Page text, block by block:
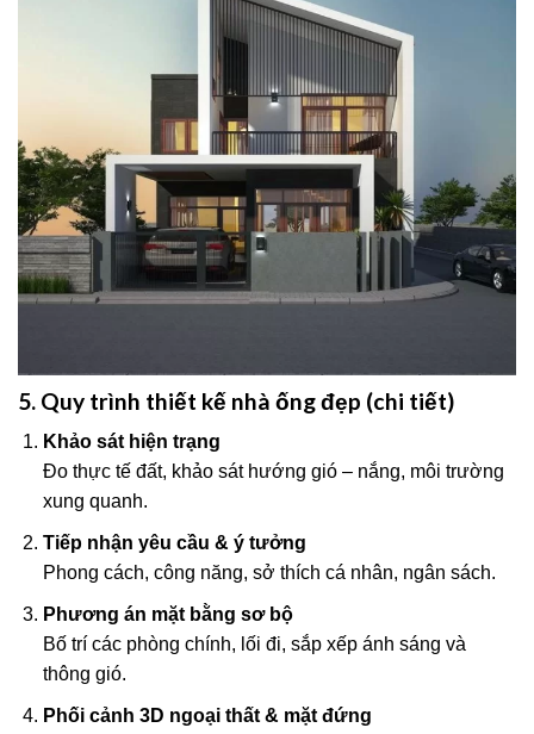
5. Quy trình thiết kế nhà ống đẹp (chi tiết)
Khảo sát hiện trạng
Đo thực tế đất, khảo sát hướng gió – nắng, môi trường
xung quanh.
Tiếp nhận yêu cầu & ý tưởng
Phong cách, công năng, sở thích cá nhân, ngân sách.
Phương án mặt bằng sơ bộ
Bố trí các phòng chính, lối đi, sắp xếp ánh sáng và
thông gió.
Phối cảnh 3D ngoại thất & mặt đứng